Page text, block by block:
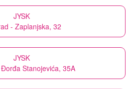
JYSK
- Zaplanjska, 32
JYSK
Stanojevića, 35A